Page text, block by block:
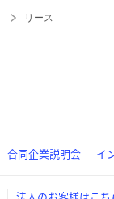
リース
合同企業説明会 イ